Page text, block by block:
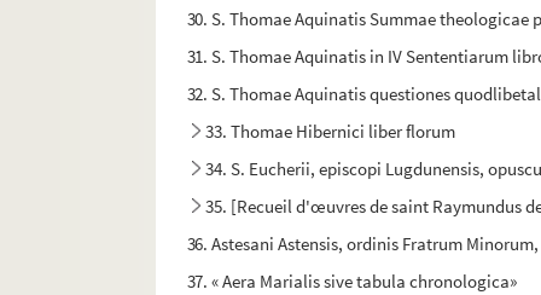
30. S. Thomae Aquinatis Summae theologicae
31. S. Thomae Aquinatis in IV Sententiarum
32. S. Thomae Aquinatis questiones
33. Thomae Hibernici liber florum
34. S. Eucherii, episcopi Lugdunensis,
35. [Recueil d'œuvres de saint Raymundus
36. Astesani Astensis, ordinis Fratrum
37. « Aera Marialis sive tabula chronologica»